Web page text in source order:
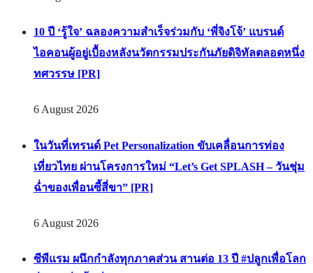
10 ปี ‘รู้ใจ’ ฉลองความสำเร็จร่วมกับ ‘พี่จิงโจ้’ แบรนด์
ไอคอนผู้อยู่เบื้องหลังนวัตกรรมประกันภัยดิจิทัลตลอดหนึ่ง
ทศวรรษ [PR]
6 August 2026
ในวันที่เทรนด์ Pet Personalization ขับเคลื่อนการท่อง
เที่ยวไทย ผ่านโครงการใหม่ “Let’s Get SPLASH – วันชุ่ม
ฉ่ำของเพื่อนซี้สี่ขา” [PR]
6 August 2026
ซีพีแรม ผนึกกำลังทุกภาคส่วน สานต่อ 13 ปี #ปลูกเพื่อโลก